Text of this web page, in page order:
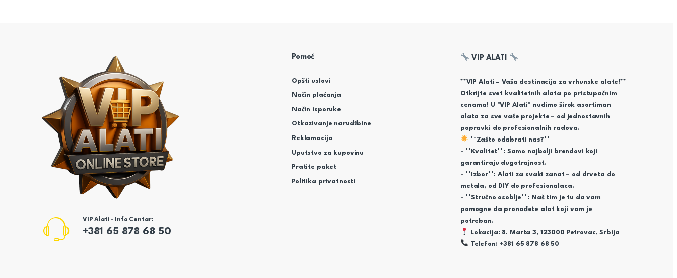
VIP Alati - Info Centar:
+381 65 878 68 50
Pomoć
Opšti uslovi
Način plaćanja
Način isporuke
Otkazivanje narudžbine
Reklamacija
Uputstvo za kupovinu
Pratite paket
Politika privatnosti
VIP ALATI
**VIP Alati – Vaša destinacija za vrhunske alate!**
Otkrijte svet kvalitetnih alata po pristupačnim
cenama! U "VIP Alati" nudimo širok asortiman
alata za sve vaše projekte – od jednostavnih
popravki do profesionalnih radova.
**Zašto odabrati nas?**
- **Kvalitet**: Samo najbolji brendovi koji
garantiraju dugotrajnost.
- **Izbor**: Alati za svaki zanat – od drveta do
metala, od DIY do profesionalaca.
- **Stručno osoblje**: Naš tim je tu da vam
pomogne da pronađete alat koji vam je
potreban.
Lokacija: 8. Marta 3, 123000 Petrovac, Srbija
Telefon: +381 65 878 68 50